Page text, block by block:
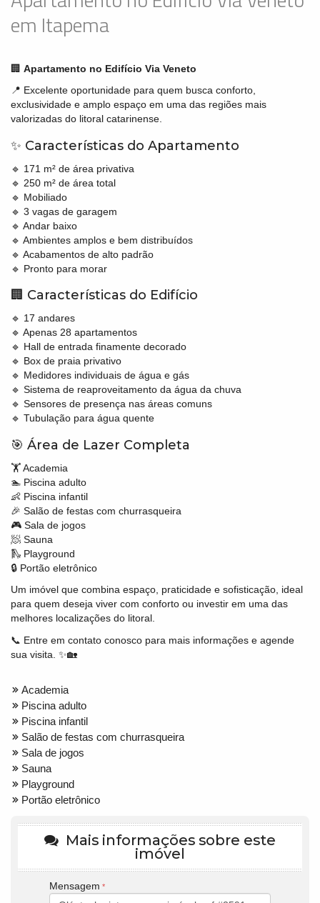
em Itapema
🏢 Apartamento no Edifício Via Veneto
📍 Excelente oportunidade para quem busca conforto,
exclusividade e amplo espaço em uma das regiões mais
valorizadas do litoral catarinense.
✨ Características do Apartamento
🔹 171 m² de área privativa
🔹 250 m² de área total
🔹 Mobiliado
🔹 3 vagas de garagem
🔹 Andar baixo
🔹 Ambientes amplos e bem distribuídos
🔹 Acabamentos de alto padrão
🔹 Pronto para morar
🏢 Características do Edifício
🔹 17 andares
🔹 Apenas 28 apartamentos
🔹 Hall de entrada finamente decorado
🔹 Box de praia privativo
🔹 Medidores individuais de água e gás
🔹 Sistema de reaproveitamento da água da chuva
🔹 Sensores de presença nas áreas comuns
🔹 Tubulação para água quente
🎯 Área de Lazer Completa
🏋️ Academia
🏊 Piscina adulto
👶 Piscina infantil
🎉 Salão de festas com churrasqueira
🎮 Sala de jogos
🧖 Sauna
🛝 Playground
🔒 Portão eletrônico
Um imóvel que combina espaço, praticidade e sofisticação, ideal
para quem deseja viver com conforto ou investir em uma das
melhores localizações do litoral.
📞 Entre em contato conosco para mais informações e agende
sua visita. ✨🏡
Academia
Piscina adulto
Piscina infantil
Salão de festas com churrasqueira
Sala de jogos
Sauna
Playground
Portão eletrônico
Mais informações sobre este
imóvel
Mensagem